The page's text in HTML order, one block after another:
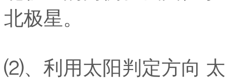
北极星。
⑵、利用太阳判定方向